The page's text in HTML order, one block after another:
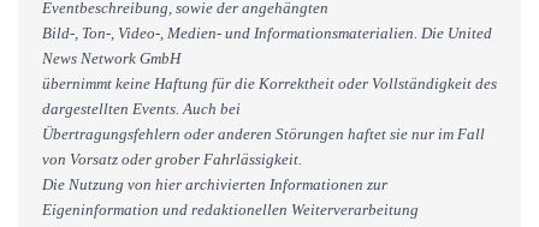
Eventbeschreibung, sowie der angehängten
Bild-, Ton-, Video-, Medien- und Informationsmaterialien. Die United
News Network GmbH
übernimmt keine Haftung für die Korrektheit oder Vollständigkeit des
dargestellten Events. Auch bei
Übertragungsfehlern oder anderen Störungen haftet sie nur im Fall
von Vorsatz oder grober Fahrlässigkeit.
Die Nutzung von hier archivierten Informationen zur
Eigeninformation und redaktionellen Weiterverarbeitung